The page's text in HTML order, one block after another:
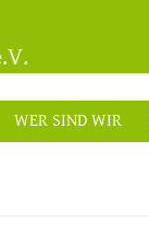
WER SIND WIR